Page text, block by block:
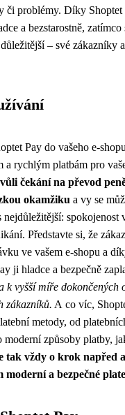
či problémy. Díky Shoptet
a bezstarostně, zatímco
– své zákazníky
Pay do vašeho e-
a rychlým platbám pro
čekání na převod
okamžiku a vy se
nejdůležitější: spokojenost
Představte si, že
ve vašem e-shopu a
ji hladce a bezpečně
k vyšší míře dokončených
zákazníků. A co víc,
metody, od
moderní způsoby platby,
tak vždy o krok napřed
moderní a bezpečné